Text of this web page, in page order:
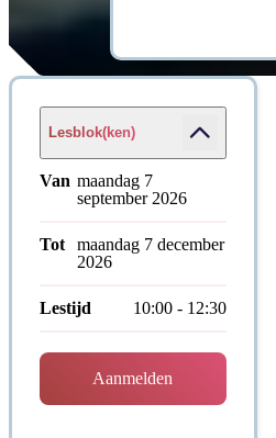
Lesblok(ken)
Van maandag 7
september 2026
Tot
maandag 7 december
2026
Lestijd 10:00 - 12:30
Aanmelden